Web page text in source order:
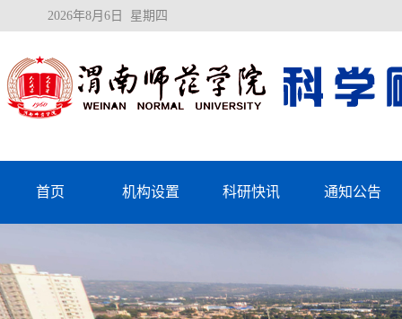
2026年8月6日 星期四
首页 机构设置 科研快讯 通知公告